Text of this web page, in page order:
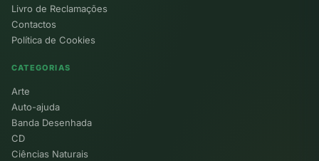
Livro de Reclamações
Contactos
Política de Cookies
CATEGORIAS
Arte
Auto-ajuda
Banda Desenhada
CD
Ciências Naturais